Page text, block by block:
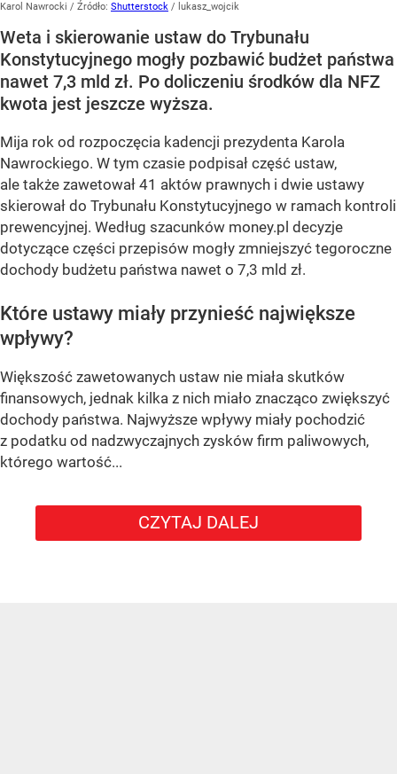
Karol Nawrocki / Źródło: Shutterstock / lukasz_wojcik
Weta i skierowanie ustaw do Trybunału
Konstytucyjnego mogły pozbawić budżet państwa
nawet 7,3 mld zł. Po doliczeniu środków dla NFZ
kwota jest jeszcze wyższa.
Mija rok od rozpoczęcia kadencji prezydenta Karola
Nawrockiego. W tym czasie podpisał część ustaw,
ale także zawetował 41 aktów prawnych i dwie ustawy
skierował do Trybunału Konstytucyjnego w ramach kontroli
prewencyjnej. Według szacunków money.pl decyzje
dotyczące części przepisów mogły zmniejszyć tegoroczne
dochody budżetu państwa nawet o 7,3 mld zł.
Które ustawy miały przynieść największe
wpływy?
Większość zawetowanych ustaw nie miała skutków
finansowych, jednak kilka z nich miało znacząco zwiększyć
dochody państwa. Najwyższe wpływy miały pochodzić
z podatku od nadzwyczajnych zysków firm paliwowych,
którego wartość...
CZYTAJ DALEJ